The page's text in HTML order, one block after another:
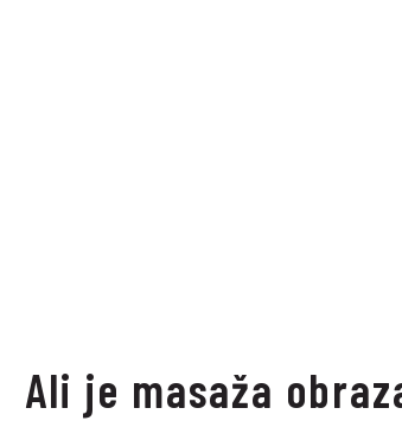
Ali je masaža